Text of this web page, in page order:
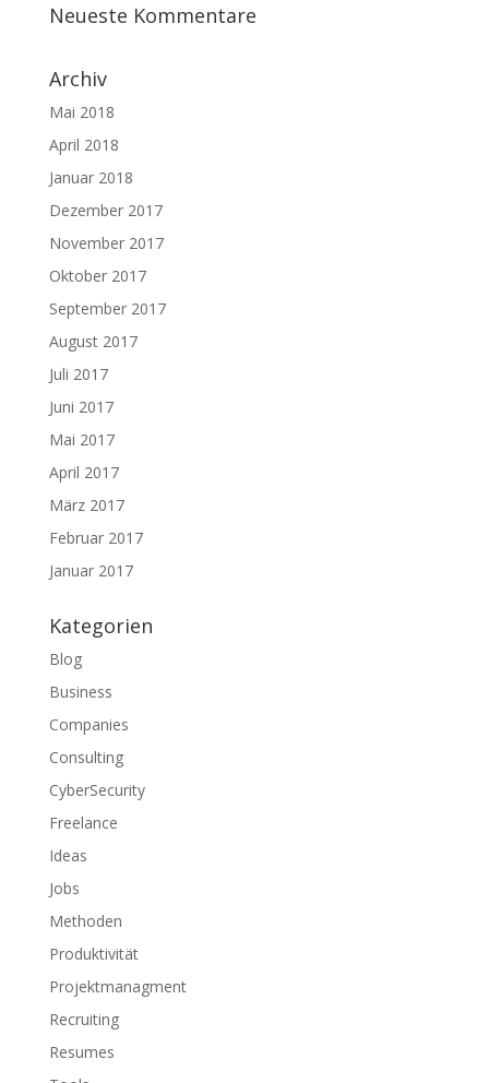
Neueste Kommentare
Archiv
Mai 2018
April 2018
Januar 2018
Dezember 2017
November 2017
Oktober 2017
September 2017
August 2017
Juli 2017
Juni 2017
Mai 2017
April 2017
März 2017
Februar 2017
Januar 2017
Kategorien
Blog
Business
Companies
Consulting
CyberSecurity
Freelance
Ideas
Jobs
Methoden
Produktivität
Projektmanagment
Recruiting
Resumes